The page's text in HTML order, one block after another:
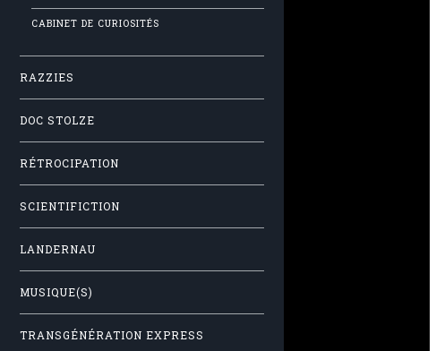
CABINET DE CURIOSITÉS
RAZZIES
DOC STOLZE
RÉTROCIPATION
SCIENTIFICTION
LANDERNAU
MUSIQUE(S)
TRANSGÉNÉRATION EXPRESS